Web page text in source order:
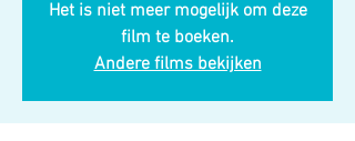
Het is niet meer mogelijk om deze
film te boeken.
Andere films bekijken